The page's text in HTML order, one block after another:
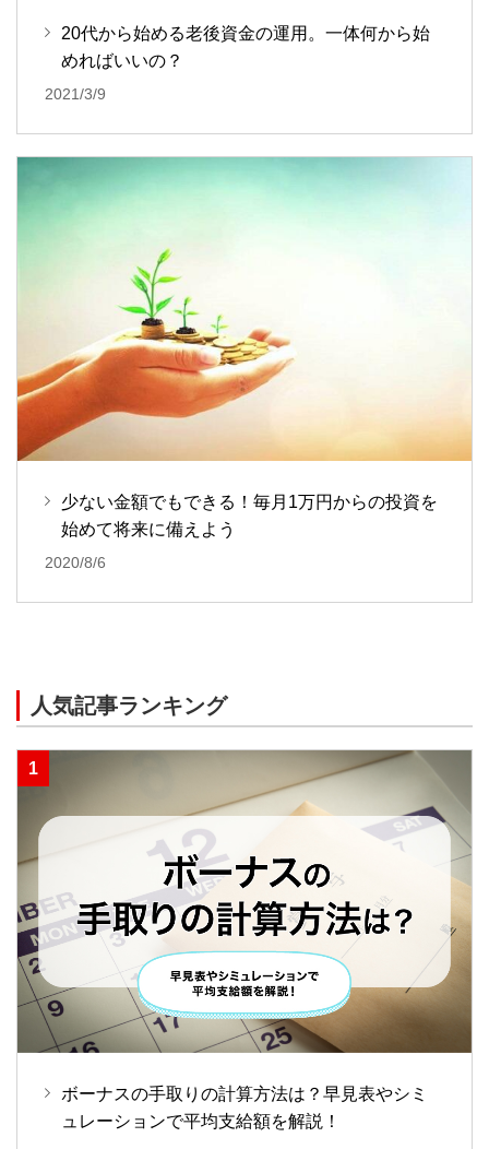
20代から始める老後資金の運用。一体何から始
めればいいの？
2021/3/9
少ない金額でもできる！毎月1万円からの投資を
始めて将来に備えよう
2020/8/6
人気記事ランキング
ボーナスの手取りの計算方法は？早見表やシミ
ュレーションで平均支給額を解説！